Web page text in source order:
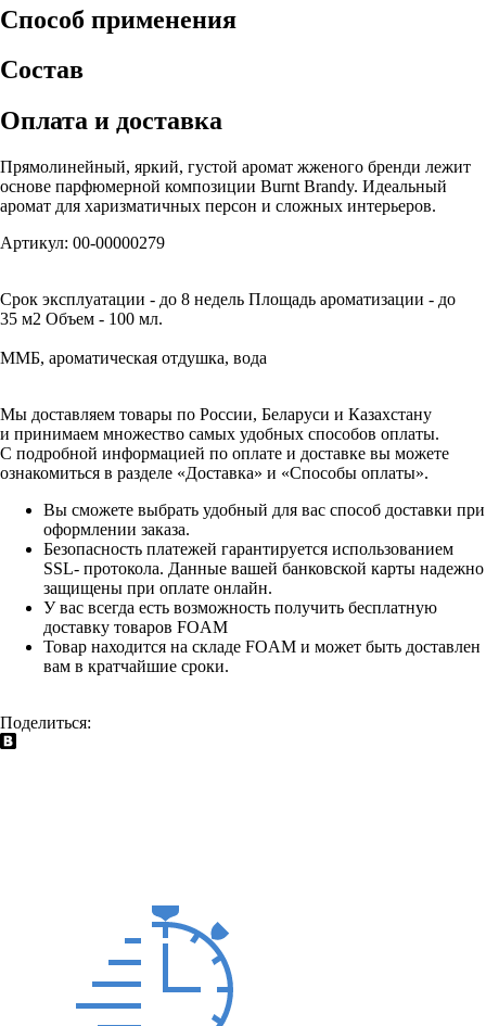
Способ применения
Состав
Оплата и доставка
Прямолинейный, яркий, густой аромат жженого бренди лежит
основе парфюмерной композиции Burnt Brandy. Идеальный
аромат для харизматичных персон и сложных интерьеров.
Артикул: 00-00000279
Срок эксплуатации - до 8 недель Площадь ароматизации - до
35 м2 Объем - 100 мл.
ММБ, ароматическая отдушка, вода
Мы доставляем товары по России, Беларуси и Казахстану
и принимаем множество самых удобных способов оплаты.
С подробной информацией по оплате и доставке вы можете
ознакомиться в разделе «Доставка» и «Способы оплаты».
Вы сможете выбрать удобный для вас способ доставки при
оформлении заказа.
Безопасность платежей гарантируется использованием
SSL- протокола. Данные вашей банковской карты надежно
защищены при оплате онлайн.
У вас всегда есть возможность получить бесплатную
доставку товаров FOAM
Товар находится на складе FOAM и может быть доставлен
вам в кратчайшие сроки.
Поделиться: